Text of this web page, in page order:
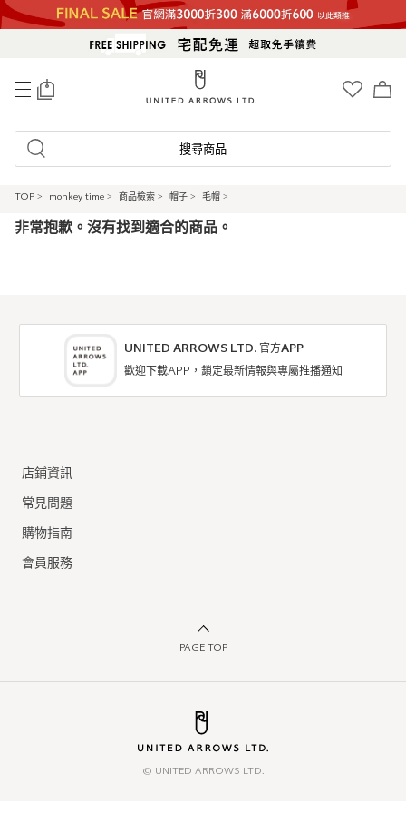
搜尋商品
TOP > monkey time > 商品檢索 > 帽子 > 毛帽 >
非常抱歉。沒有找到適合的商品。
UNITED ARROWS LTD. 官方APP
歡迎下載APP，鎖定最新情報與專屬推播通知
店鋪資訊
常見問題
購物指南
會員服務
PAGE TOP
© UNITED ARROWS LTD.